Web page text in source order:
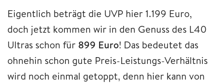
Eigentlich beträgt die UVP hier 1.199 Euro,
doch jetzt kommen wir in den Genuss des L40
Ultras schon für 899 Euro! Das bedeutet das
ohnehin schon gute Preis-Leistungs-Verhältnis
wird noch einmal getoppt, denn hier kann von